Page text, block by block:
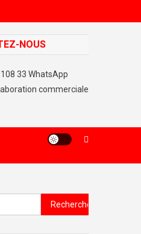
NOUS
33 WhatsApp
commerciale
Rechercher :